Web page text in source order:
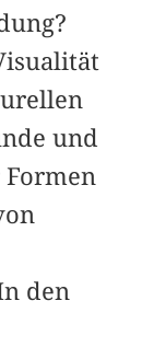
und
den